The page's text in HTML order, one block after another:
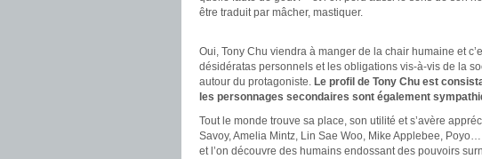
être traduit par mâcher, mastiquer.
Oui, Tony Chu viendra à manger de la chair humaine et
désidératas personnels et les obligations vis-à-vis de la
autour du protagoniste. Le profil de Tony Chu est
les personnages secondaires sont également
Tout le monde trouve sa place, son utilité et s’avère
Savoy, Amelia Mintz, Lin Sae Woo, Mike Applebee,
et l’on découvre des humains endossant des pouvoirs